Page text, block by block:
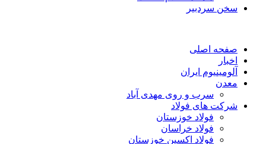
سخن سردبیر
صفحه اصلی
اخبار
آلومینیوم ایران
معدن
سرب و روی مهدی آباد
شرکت های فولاد
فولاد خوزستان
فولاد خراسان
فولاد اکسین خوزستان